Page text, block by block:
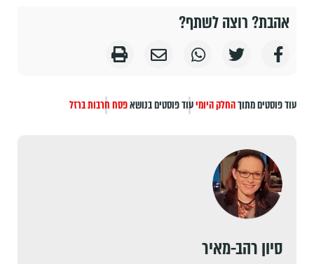
אהבת? רוצה לשתף?
עוד פוסטים מתוךהחלק היומיעוד פוסטים בנושאפסחחרבות ברזל
סיון רהב-מאיר